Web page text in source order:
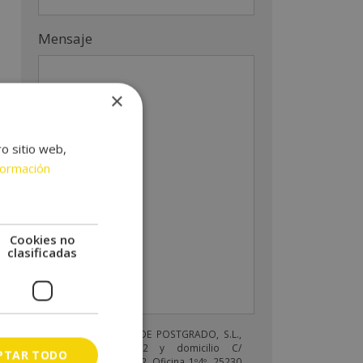
Mensaje
INENKA FORMACIÓN DE POSTGRADO, S.L.,
con CIF B-25842592 y domicilio C/
×
sitio web,
Cookies no
clasificadas
TODO